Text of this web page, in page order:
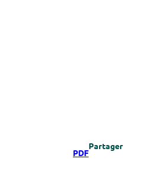
PDF
Partager